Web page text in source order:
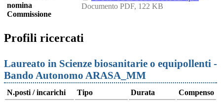
nomina
Commissione
Documento PDF, 122 KB
Profili ricercati
Laureato in Scienze biosanitarie o equipollenti -
Bando Autonomo ARASA_MM
N.posti / incarichi Tipo Durata
Compenso